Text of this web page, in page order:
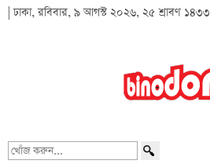
| ঢাকা, রবিবার, ৯ আগস্ট ২০২৬, ২৫ শ্রাবণ ১৪৩৩
খোঁজ